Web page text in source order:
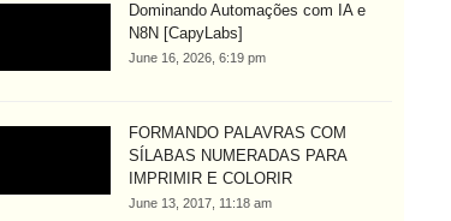
Dominando Automações com IA e
N8N [CapyLabs]
June 16, 2026, 6:19 pm
FORMANDO PALAVRAS COM
SÍLABAS NUMERADAS PARA
IMPRIMIR E COLORIR
June 13, 2017, 11:18 am